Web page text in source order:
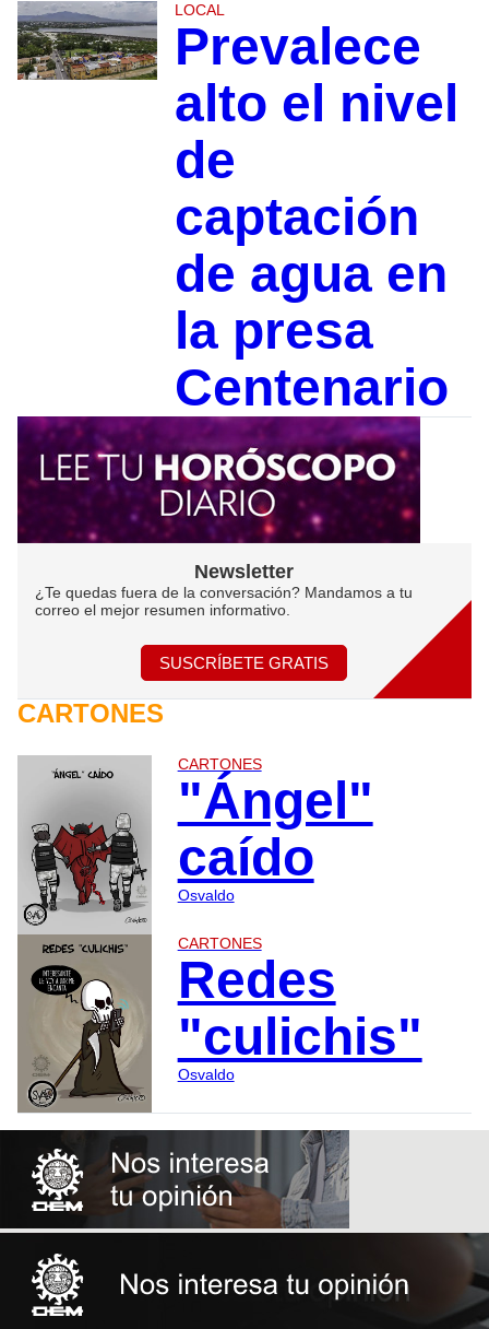
LOCAL
Prevalece
alto el nivel
de
captación
de agua en
la presa
Centenario
Newsletter
¿Te quedas fuera de la conversación? Mandamos a tu
correo el mejor resumen informativo.
SUSCRÍBETE GRATIS
CARTONES
CARTONES
"Ángel"
caído
Osvaldo
CARTONES
Redes
"culichis"
Osvaldo